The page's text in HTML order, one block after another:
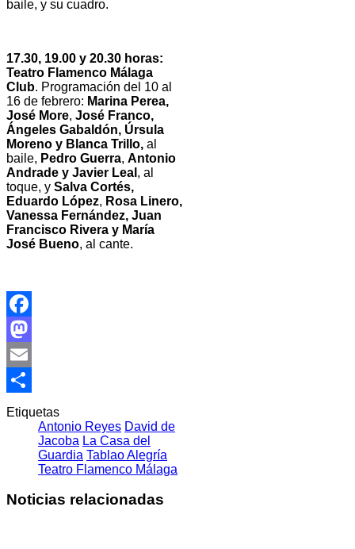
baile, y su cuadro.
17.30, 19.00 y 20.30 horas:
Teatro Flamenco Málaga
Club. Programación del 10 al
16 de febrero: Marina Perea,
José More, José Franco,
Ángeles Gabaldón, Úrsula
Moreno y Blanca Trillo, al
baile, Pedro Guerra, Antonio
Andrade y Javier Leal , al
toque, y Salva Cortés,
Eduardo López, Rosa Linero,
Vanessa Fernández, Juan
Francisco Rivera y María
José Bueno, al cante.
Facebook
Mastodon
Email
Compartir
Etiquetas
Antonio Reyes David de
Jacoba La Casa del
Guardia Tablao Alegría
Teatro Flamenco Málaga
Noticias relacionadas